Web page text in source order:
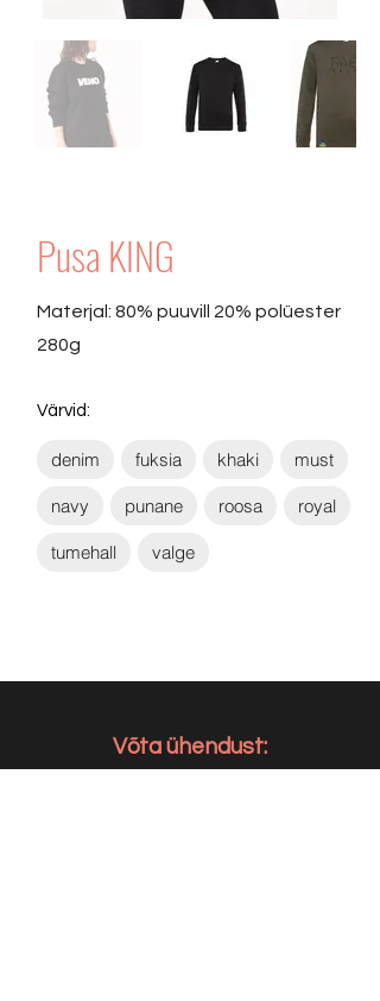
Pusa KING
Materjal: 80% puuvill 20% polüester
280g
Värvid:
denim fuksia khaki must
navy punane roosa royal
tumehall valge
Võta ühendust: